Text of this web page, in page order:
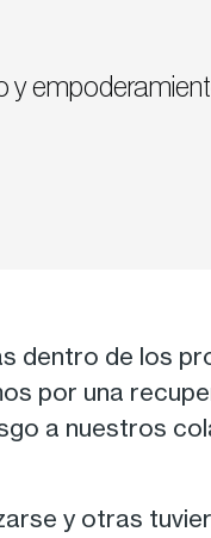
y
dentro de los
por una
a nuestros
y otras